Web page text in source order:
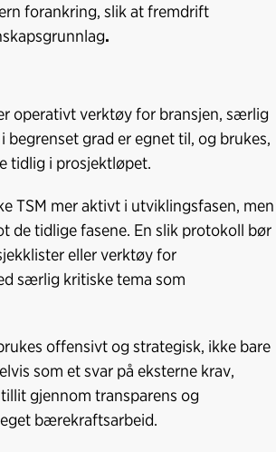
forankring, slik at fremdrift
.
operativt verktøy for bransjen, særlig
begrenset grad er egnet til, og brukes,
tidlig i prosjektløpet.
TSM mer aktivt i utviklingsfasen, men
de tidlige fasene. En slik protokoll bør
eller verktøy for
særlig kritiske tema som
offensivt og strategisk, ikke bare
som et svar på eksterne krav,
gjennom transparens og
bærekraftsarbeid.